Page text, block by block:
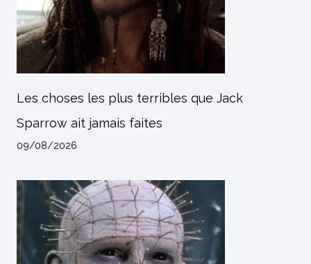
Les choses les plus terribles que Jack
Sparrow ait jamais faites
09/08/2026